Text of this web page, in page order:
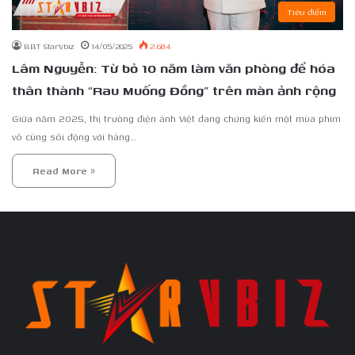
Tiêu điểm
BBT StarVbiz 14/05/2025 2.684
Lâm Nguyễn: Từ bỏ 10 năm làm văn phòng để hóa
thân thành “Rau Muống Đồng” trên màn ảnh rộng
Giữa năm 2025, thị trường điện ảnh Việt đang chứng kiến một mùa phim
vô cùng sôi động với hàng…
Read More »